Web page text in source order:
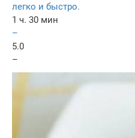
легко и быстро.
1 ч. 30 мин
–
5.0
–